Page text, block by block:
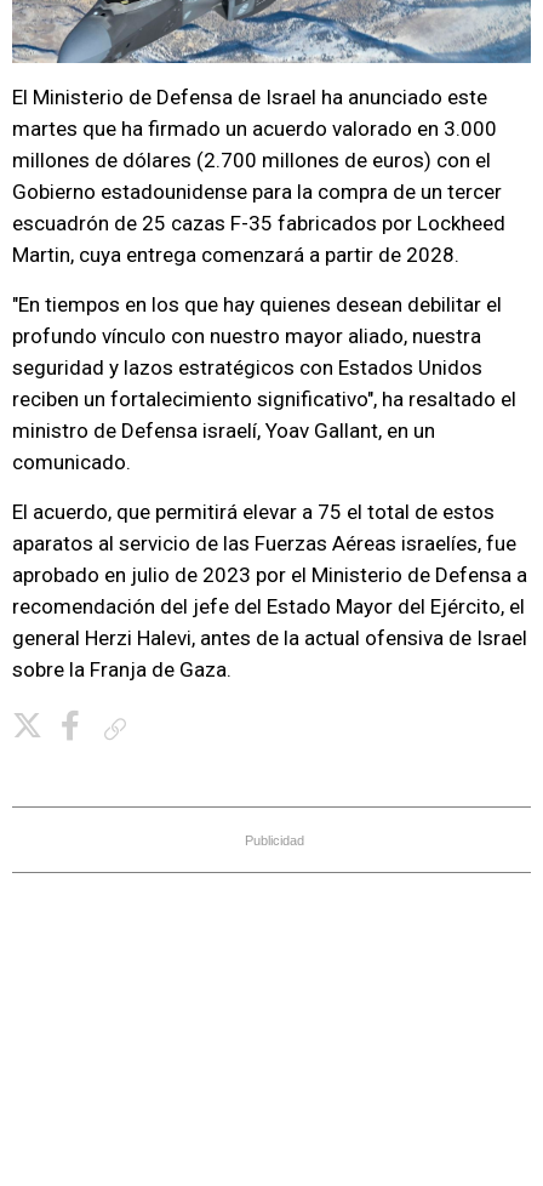
El Ministerio de Defensa de Israel ha anunciado este
martes que ha firmado un acuerdo valorado en 3.000
millones de dólares (2.700 millones de euros) con el
Gobierno estadounidense para la compra de un tercer
escuadrón de 25 cazas F-35 fabricados por Lockheed
Martin, cuya entrega comenzará a partir de 2028.
"En tiempos en los que hay quienes desean debilitar el
profundo vínculo con nuestro mayor aliado, nuestra
seguridad y lazos estratégicos con Estados Unidos
reciben un fortalecimiento significativo", ha resaltado el
ministro de Defensa israelí, Yoav Gallant, en un
comunicado.
El acuerdo, que permitirá elevar a 75 el total de estos
aparatos al servicio de las Fuerzas Aéreas israelíes, fue
aprobado en julio de 2023 por el Ministerio de Defensa a
recomendación del jefe del Estado Mayor del Ejército, el
general Herzi Halevi, antes de la actual ofensiva de Israel
sobre la Franja de Gaza.
Publicidad